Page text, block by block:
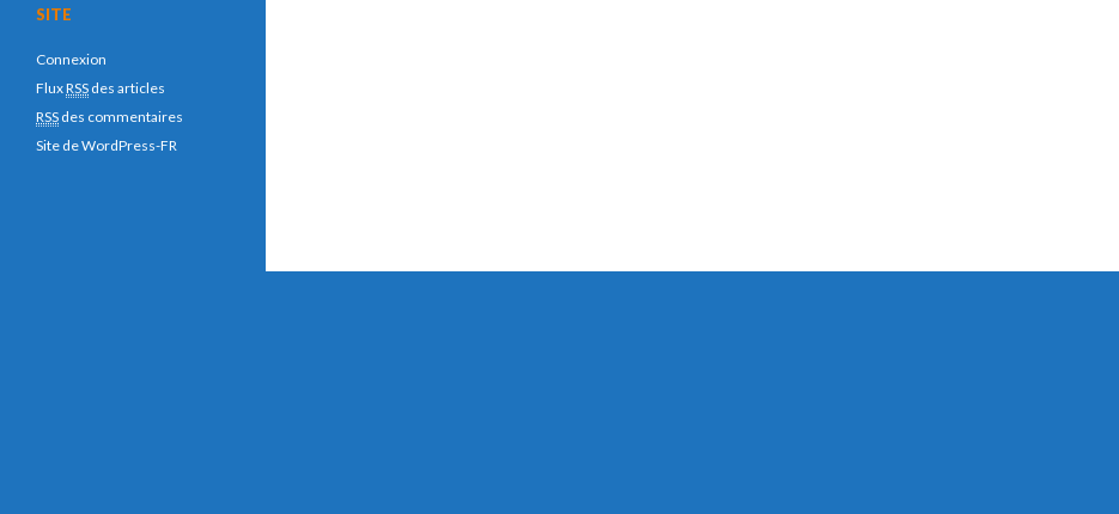
SITE
Connexion
FluxRSS des articles
RSS des commentaires
Site de WordPress-FR